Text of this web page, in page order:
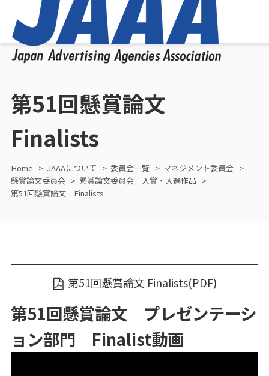
第51回懸賞論文
Finalists
Home JAAAについて 委員会一覧
マネジメント委員会
懸賞論文委員会
懸賞論文委員会 入賞・入選作品
第51回懸賞論文 Finalists
第51回懸賞論文 Finalists(PDF)
第51回懸賞論文 プレゼンテーシ
ョン部門 Finalist動画